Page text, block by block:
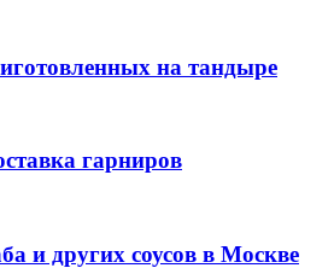
на тандыре
гарниров
и других соусов в Москве